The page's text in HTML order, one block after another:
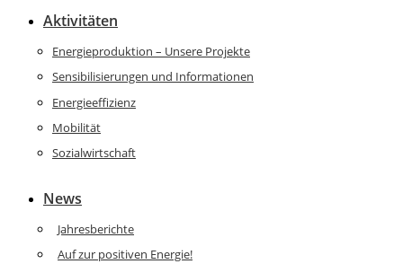
Aktivitäten
Energieproduktion – Unsere Projekte
Sensibilisierungen und Informationen
Energieeffizienz
Mobilität
Sozialwirtschaft
News
Jahresberichte
Auf zur positiven Energie!